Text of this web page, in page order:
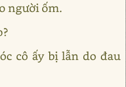
người ốm.
cô ấy bị lẫn do đau